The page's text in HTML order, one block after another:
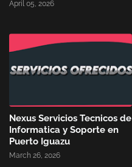
April 05, 2026
Nexus Servicios Tecnicos de
Informatica y Soporte en
Puerto Iguazu
March 26, 2026